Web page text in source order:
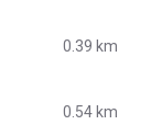
0.39 km
0.54 km